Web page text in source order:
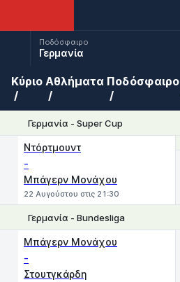
Ποδόσφαιρο
Γερμανία
Κύριο Αθλήματα Ποδόσφαιρο
Γερμανία - Super Cup
Ντόρτμουντ
-
Μπάγερν Μονάχου
22 Αυγούστου στις 21:30
Γερμανία - Bundesliga
Μπάγερν Μονάχου
-
Στουτγκάρδη